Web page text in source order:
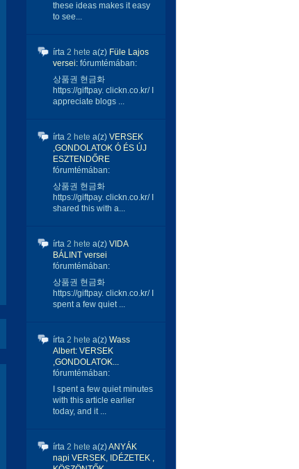
these ideas makes it easy
to see...
írta 2 hete a(z) Füle Lajos
versei: fórumtémában:
상품권 현금화
https://giftpay. clickn.co.kr/ I
appreciate blogs ...
írta 2 hete a(z) VERSEK
,GONDOLATOK Ó ÉS ÚJ
ESZTENDŐRE
fórumtémában:
상품권 현금화
https://giftpay. clickn.co.kr/ I
shared this with a...
írta 2 hete a(z) VIDA
BÁLINT versei
fórumtémában:
상품권 현금화
https://giftpay. clickn.co.kr/ I
spent a few quiet ...
írta 2 hete a(z) Wass
Albert: VERSEK
,GONDOLATOK...
fórumtémában:
I spent a few quiet minutes
with this article earlier
today, and it ...
írta 2 hete a(z)ANYÁK
napi VERSEK, IDÉZETEK ,